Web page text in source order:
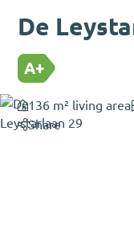
De
A+
136 m² living area
Share